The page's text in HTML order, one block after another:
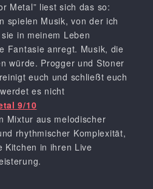
Metal” liest sich das so:
spielen Musik, von der ich
in meinem Leben
Fantasie anregt. Musik, die
würde. Progger und Stoner
euch und schließt euch
es nicht
9/10
Mixtur aus melodischer
rhythmischer Komplexität,
Kitchen in ihren Live